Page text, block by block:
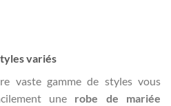
variés
vaste gamme de styles vous
une robe de mariée